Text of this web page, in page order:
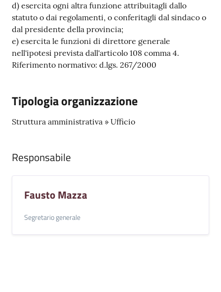
d) esercita ogni altra funzione attribuitagli dallo
statuto o dai regolamenti, o conferitagli dal sindaco o
dal presidente della provincia;
e) esercita le funzioni di direttore generale
nell'ipotesi prevista dall'articolo 108 comma 4.
Riferimento normativo: d.lgs. 267/2000
Tipologia organizzazione
Struttura amministrativa » Ufficio
Responsabile
Fausto Mazza
Segretario generale